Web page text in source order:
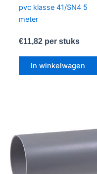
pvc klasse 41/SN4 5
meter
€11,82 per stuks
In winkelwagen